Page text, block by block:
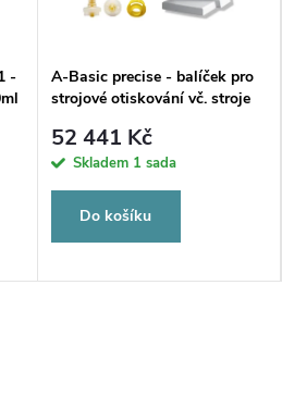
-
A-Basic precise - balíček pro
strojové otiskování vč. stroje
52 441 Kč
Skladem 1 sada
Do košíku